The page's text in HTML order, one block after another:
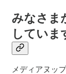
みなさま
していま
メディアヌッ